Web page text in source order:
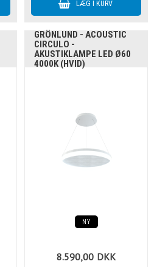
GRÖNLUND - ACOUSTIC
CIRCULO -
AKUSTIKLAMPE LED Ø60
4000K (HVID)
NY
8.590,00 DKK